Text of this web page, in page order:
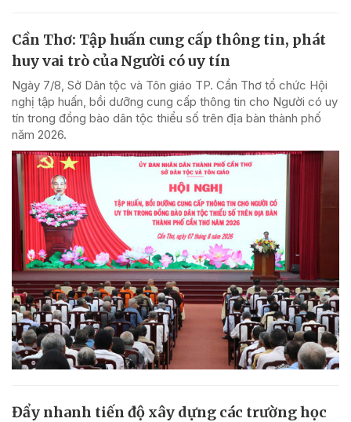
Cần Thơ: Tập huấn cung cấp thông tin, phát
huy vai trò của Người có uy tín
Ngày 7/8, Sở Dân tộc và Tôn giáo TP. Cần Thơ tổ chức Hội
nghị tập huấn, bồi dưỡng cung cấp thông tin cho Người có uy
tín trong đồng bào dân tộc thiểu số trên địa bàn thành phố
năm 2026.
Đẩy nhanh tiến độ xây dựng các trường học